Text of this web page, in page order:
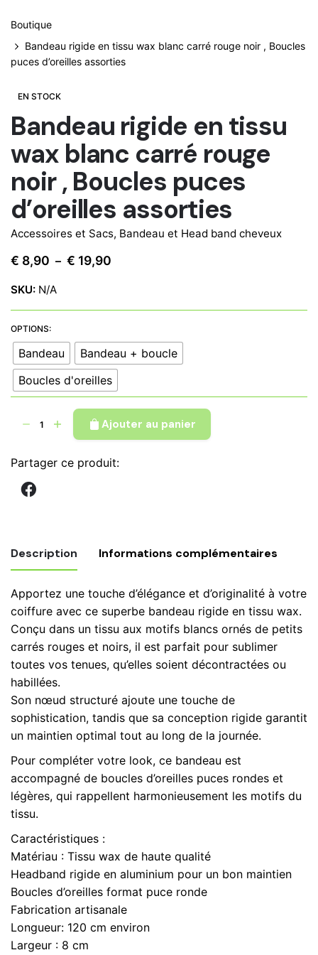
Boutique
Bandeau rigide en tissu wax blanc carré rouge noir , Boucles
puces d’oreilles assorties
EN STOCK
Bandeau rigide en tissu
wax blanc carré rouge
noir , Boucles puces
d’oreilles assorties
Accessoires et Sacs, Bandeau et Head band cheveux
€ 8,90 – € 19,90
€ 8,90
€ 19,90
SKU: N/A
OPTIONS:
Bandeau
Bandeau + boucle
Boucles d'oreilles
rigide
en
carré
noir
,
Boucles
puces
d'oreilles
assorties
Ajouter au panier
Partager ce produit:
Description Informations complémentaires
Apportez une touche d’élégance et d’originalité à votre
coiffure avec ce superbe bandeau rigide en tissu wax.
Conçu dans un tissu aux motifs blancs ornés de petits
carrés rouges et noirs, il est parfait pour sublimer
toutes vos tenues, qu’elles soient décontractées ou
habillées.
Son nœud structuré ajoute une touche de
sophistication, tandis que sa conception rigide garantit
un maintien optimal tout au long de la journée.
Pour compléter votre look, ce bandeau est
accompagné de boucles d’oreilles puces rondes et
légères, qui rappellent harmonieusement les motifs du
tissu.
Caractéristiques :
Matériau : Tissu wax de haute qualité
Headband rigide en aluminium pour un bon maintien
Boucles d’oreilles format puce ronde
Fabrication artisanale
Longueur: 120 cm environ
Largeur : 8 cm
Poids
Options
Bandeau, Bandeau + boucle, Boucles
d’oreilles